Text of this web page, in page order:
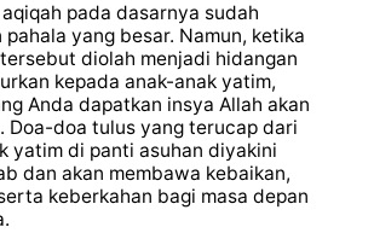
pada dasarnya sudah
yang besar. Namun, ketika
diolah menjadi hidangan
kepada anak-anak yatim,
Anda dapatkan insya Allah akan
Doa-doa tulus yang terucap dari
yatim di panti asuhan diyakini
dan akan membawa kebaikan,
keberkahan bagi masa depan